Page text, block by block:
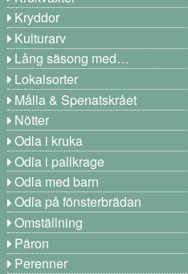
Kryddor
Kulturarv
Lång säsong med…
Lokalsorter
Målla & Spenatskrået
Nötter
Odla i kruka
Odla i pallkrage
Odla med barn
Odla på fönsterbrädan
Omställning
Päron
Perenner